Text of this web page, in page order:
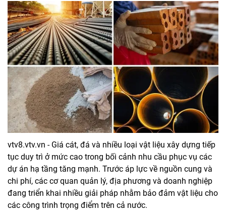
vtv8.vtv.vn - Giá cát, đá và nhiều loại vật liệu xây dựng tiếp
tục duy trì ở mức cao trong bối cảnh nhu cầu phục vụ các
dự án hạ tầng tăng mạnh. Trước áp lực về nguồn cung và
chi phí, các cơ quan quản lý, địa phương và doanh nghiệp
đang triển khai nhiều giải pháp nhằm bảo đảm vật liệu cho
các công trình trọng điểm trên cả nước.